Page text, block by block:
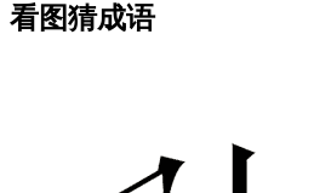
看图猜成语